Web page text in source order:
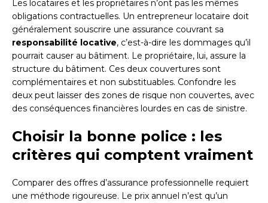
Les locataires et les propriétaires n’ont pas les mêmes
obligations contractuelles. Un entrepreneur locataire doit
généralement souscrire une assurance couvrant sa
responsabilité locative, c’est-à-dire les dommages qu’il
pourrait causer au bâtiment. Le propriétaire, lui, assure la
structure du bâtiment. Ces deux couvertures sont
complémentaires et non substituables. Confondre les
deux peut laisser des zones de risque non couvertes, avec
des conséquences financières lourdes en cas de sinistre.
Choisir la bonne police : les
critères qui comptent vraiment
Comparer des offres d’assurance professionnelle requiert
une méthode rigoureuse. Le prix annuel n’est qu’un